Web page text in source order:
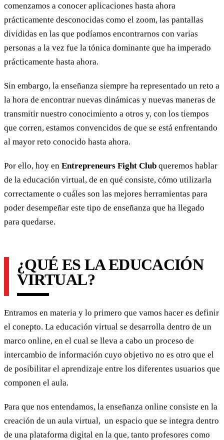
comenzamos a conocer aplicaciones hasta ahora
prácticamente desconocidas como el zoom, las pantallas
divididas en las que podíamos encontrarnos con varias
personas a la vez fue la tónica dominante que ha imperado
prácticamente hasta ahora.
Sin embargo, la enseñanza siempre ha representado un reto a
la hora de encontrar nuevas dinámicas y nuevas maneras de
transmitir nuestro conocimiento a otros y, con los tiempos
que corren, estamos convencidos de que se está enfrentando
al mayor reto conocido hasta ahora.
Por ello, hoy en Entrepreneurs Fight Club queremos hablar
de la educación virtual, de en qué consiste, cómo utilizarla
correctamente o cuáles son las mejores herramientas para
poder desempeñar este tipo de enseñanza que ha llegado
para quedarse.
¿QUÉ ES LA EDUCACIÓN
VIRTUAL?
Entramos en materia y lo primero que vamos hacer es definir
el conepto. La educación virtual se desarrolla dentro de un
marco online, en el cual se lleva a cabo un proceso de
intercambio de información cuyo objetivo no es otro que el
de posibilitar el aprendizaje entre los diferentes usuarios que
componen el aula.
Para que nos entendamos, la enseñanza online consiste en la
creación de un aula virtual, un espacio que se integra dentro
de una plataforma digital en la que, tanto profesores como